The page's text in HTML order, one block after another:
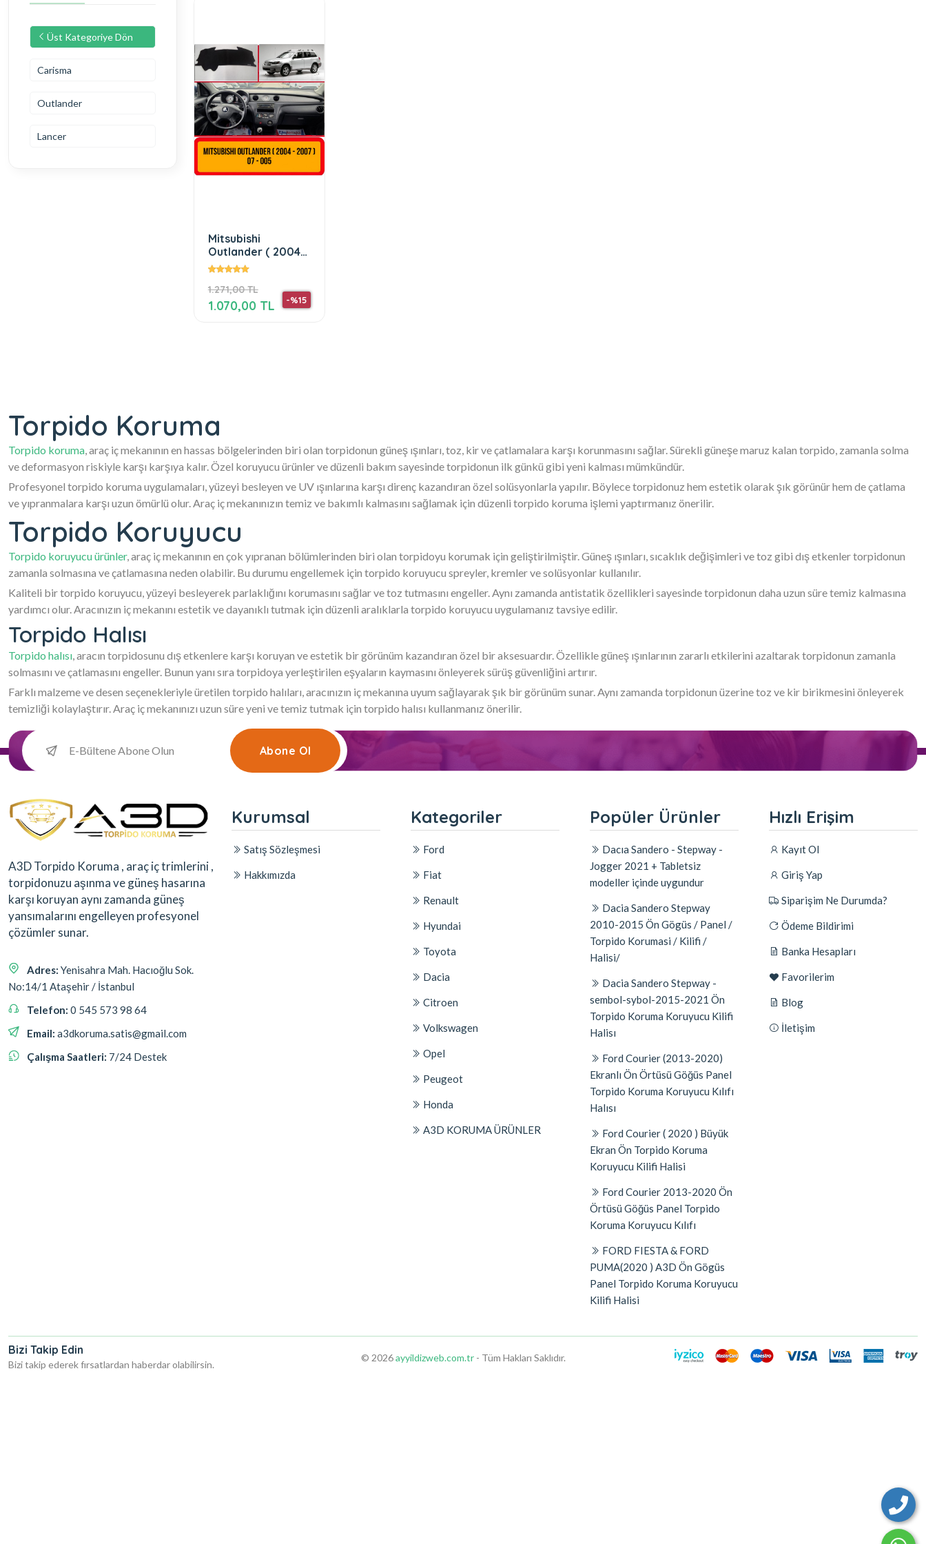
Üst Kategoriye Dön
Carisma
Outlander
Lancer
Mitsubishi
Outlander ( 2004-
2007 )
1.271,00 TL
-%15
1.070,00 TL
Torpido Koruma
Torpido koruma, araç iç mekanının en hassas bölgelerinden biri olan torpidonun güneş ışınları, toz, kir ve çatlamalara karşı korunmasını sağlar. Sürekli güneşe maruz kalan torpido, zamanla solma
ve deformasyon riskiyle karşı karşıya kalır. Özel koruyucu ürünler ve düzenli bakım sayesinde torpidonun ilk günkü gibi yeni kalması mümkündür.
Profesyonel torpido koruma uygulamaları, yüzeyi besleyen ve UV ışınlarına karşı direnç kazandıran özel solüsyonlarla yapılır. Böylece torpidonuz hem estetik olarak şık görünür hem de çatlama
ve yıpranmalara karşı uzun ömürlü olur. Araç iç mekanınızın temiz ve bakımlı kalmasını sağlamak için düzenli torpido koruma işlemi yaptırmanız önerilir.
Torpido Koruyucu
Torpido koruyucu ürünler, araç iç mekanının en çok yıpranan bölümlerinden biri olan torpidoyu korumak için geliştirilmiştir. Güneş ışınları, sıcaklık değişimleri ve toz gibi dış etkenler torpidonun
zamanla solmasına ve çatlamasına neden olabilir. Bu durumu engellemek için torpido koruyucu spreyler, kremler ve solüsyonlar kullanılır.
Kaliteli bir torpido koruyucu, yüzeyi besleyerek parlaklığını korumasını sağlar ve toz tutmasını engeller. Aynı zamanda antistatik özellikleri sayesinde torpidonun daha uzun süre temiz kalmasına
yardımcı olur. Aracınızın iç mekanını estetik ve dayanıklı tutmak için düzenli aralıklarla torpido koruyucu uygulamanız tavsiye edilir.
Torpido Halısı
Torpido halısı, aracın torpidosunu dış etkenlere karşı koruyan ve estetik bir görünüm kazandıran özel bir aksesuardır. Özellikle güneş ışınlarının zararlı etkilerini azaltarak torpidonun zamanla
solmasını ve çatlamasını engeller. Bunun yanı sıra torpidoya yerleştirilen eşyaların kaymasını önleyerek sürüş güvenliğini artırır.
Farklı malzeme ve desen seçenekleriyle üretilen torpido halıları, aracınızın iç mekanına uyum sağlayarak şık bir görünüm sunar. Aynı zamanda torpidonun üzerine toz ve kir birikmesini önleyerek
temizliği kolaylaştırır. Araç iç mekanınızı uzun süre yeni ve temiz tutmak için torpido halısı kullanmanız önerilir.
Abone Ol
A3D Torpido Koruma , araç iç trimlerini ,
torpidonuzu aşınma ve güneş hasarına
karşı koruyan aynı zamanda güneş
yansımalarını engelleyen profesyonel
çözümler sunar.
Adres: Yenisahra Mah. Hacıoğlu Sok.
No:14/1 Ataşehir / İstanbul
Telefon: 0 545 573 98 64
Email: a3dkoruma.satis@gmail.com
Çalışma Saatleri: 7/24 Destek
Kurumsal
Satış Sözleşmesi
Hakkımızda
Kategoriler
Ford
Fiat
Renault
Hyundai
Toyota
Dacia
Citroen
Volkswagen
Opel
Peugeot
Honda
A3D KORUMA ÜRÜNLER
Popüler Ürünler
Dacıa Sandero - Stepway -
Jogger 2021 + Tabletsiz
modeller içinde uygundur
Dacia Sandero Stepway
2010-2015 Ön Gögüs / Panel /
Torpido Korumasi / Kilifi /
Halisi/
Dacia Sandero Stepway -
sembol-sybol-2015-2021 Ön
Torpido Koruma Koruyucu Kilifi
Halisı
Ford Courier (2013-2020)
Ekranlı Ön Örtüsü Göğüs Panel
Torpido Koruma Koruyucu Kılıfı
Halısı
Ford Courier ( 2020 ) Büyük
Ekran Ön Torpido Koruma
Koruyucu Kilifi Halisi
Ford Courier 2013-2020 Ön
Örtüsü Göğüs Panel Torpido
Koruma Koruyucu Kılıfı
FORD FIESTA & FORD
PUMA(2020 ) A3D Ön Gögüs
Panel Torpido Koruma Koruyucu
Kilifi Halisi
Hızlı Erişim
Kayıt Ol
Giriş Yap
Siparişim Ne Durumda?
Ödeme Bildirimi
Banka Hesapları
Favorilerim
Blog
İletişim
Bizi Takip Edin
Bizi takip ederek fırsatlardan haberdar olabilirsin.
© 2026ayyildizweb.com.tr- Tüm Hakları Saklıdır.